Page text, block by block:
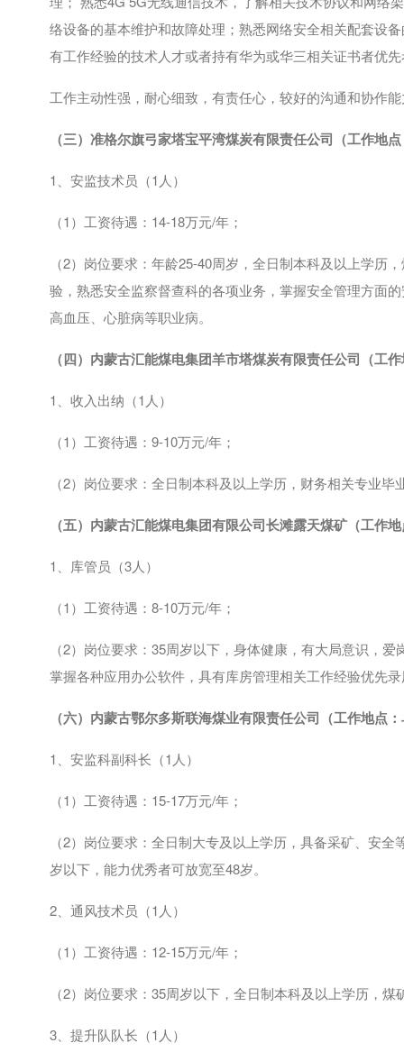
络设备的基本维护和故障处理；熟悉网络安全相关配套设
有工作经验的技术人才或者持有华为或华三相关证书者优
工作主动性强，耐心细致，有责任心，较好的沟通和协作
（三）准格尔旗弓家塔宝平湾煤炭有限责任公司（工作地
1、安监技术员（1 人）
（1）工资待遇： 14-18万元/年；
（2）岗位要求：年龄25-40周岁，全日制本科及以上学历
验，熟悉安全监察督查科的各项业务，掌握安全管理方面
高血压、心脏病等职业病。
（四）内蒙古汇能煤电集团羊市塔煤炭有限责任公司（工
1、收入出纳（1 人）
（1）工资待遇： 9-10万元/年；
（2）岗位要求：全日制本科及以上学历，财务相关专业
（五）内蒙古汇能煤电集团有限公司长滩露天煤矿（工作
1、库管员（3人）
（1）工资待遇： 8-10万元/年；
（2）岗位要求： 35周岁以下，身体健康，有大局意识，
掌握各种应用办公软件，具有库房管理相关工作经验优先
（六） 内蒙古鄂尔多斯联海煤业有限责任公司（工作地点
1、安监科副科长（1 人）
（1）工资待遇： 15-17万元/年；
（2）岗位要求：全日制大专及以上学历，具备采矿、安全
岁以下，能力优秀者可放宽至48岁。
2、通风技术员（1 人）
（1）工资待遇： 12-15万元/年；
（2）岗位要求： 35周岁以下，全日制本科及以上学历，煤
3、提升队队长（1 人）